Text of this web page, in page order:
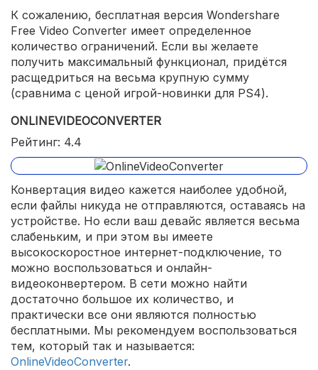
К сожалению, бесплатная версия Wondershare
Free Video Converter имеет определенное
количество ограничений. Если вы желаете
получить максимальный функционал, придётся
расщедриться на весьма крупную сумму
(сравнима с ценой игрой-новинки для PS4).
ONLINEVIDEOCONVERTER
Рейтинг: 4.4
Конвертация видео кажется наиболее удобной,
если файлы никуда не отправляются, оставаясь на
устройстве. Но если ваш девайс является весьма
слабеньким, и при этом вы имеете
высокоскоростное интернет-подключение, то
можно воспользоваться и онлайн-
видеоконвертером. В сети можно найти
достаточно большое их количество, и
практически все они являются полностью
бесплатными. Мы рекомендуем воспользоваться
тем, который так и называется:
OnlineVideoConverter.